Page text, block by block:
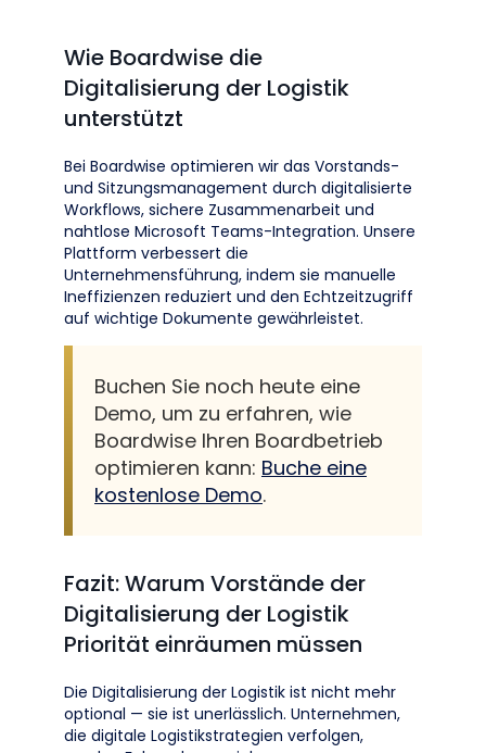
Wie Boardwise die
Digitalisierung der Logistik
unterstützt
Bei Boardwise optimieren wir das Vorstands-
und Sitzungsmanagement durch digitalisierte
Workflows, sichere Zusammenarbeit und
nahtlose Microsoft Teams-Integration. Unsere
Plattform verbessert die
Unternehmensführung, indem sie manuelle
Ineffizienzen reduziert und den Echtzeitzugriff
auf wichtige Dokumente gewährleistet.
Buchen Sie noch heute eine
Demo, um zu erfahren, wie
Boardwise Ihren Boardbetrieb
optimieren kann: Buche eine
kostenlose Demo.
Fazit: Warum Vorstände der
Digitalisierung der Logistik
Priorität einräumen müssen
Die Digitalisierung der Logistik ist nicht mehr
optional — sie ist unerlässlich. Unternehmen,
die digitale Logistikstrategien verfolgen,